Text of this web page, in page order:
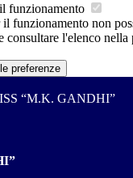
funzionamento
funzionamento non
consultare l'elenco nella
preferenze
“M.K. GANDHI”